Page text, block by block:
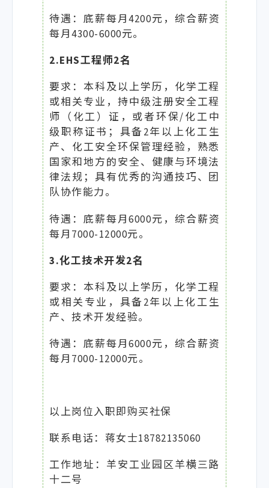
待遇：底薪每月4200元，综合薪资
每月4300-6000元。
2.EHS工程师2名
要求：本科及以上学历，化学工程
或相关专业，持中级注册安全工程
师（化工）证，或者环保/化工中
级职称证书；具备2年以上化工生
产、化工安全环保管理经验，熟悉
国家和地方的安全、健康与环境法
律法规；具有优秀的沟通技巧、团
队协作能力。
待遇：底薪每月6000元，综合薪资
每月7000-12000元。
3.化工技术开发2名
要求：本科及以上学历，化学工程
或相关专业，具备2年以上化工生
产、技术开发经验。
待遇：底薪每月6000元，综合薪资
每月7000-12000元。
以上岗位入职即购买社保
联系电话：蒋女士18782135060
工作地址：羊安工业园区羊横三路
十二号